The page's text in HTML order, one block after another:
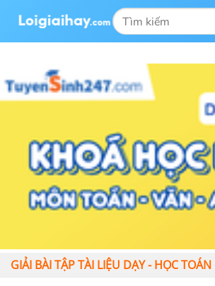
GIẢI BÀI TẬP TÀI LIỆU DẠY - HỌC